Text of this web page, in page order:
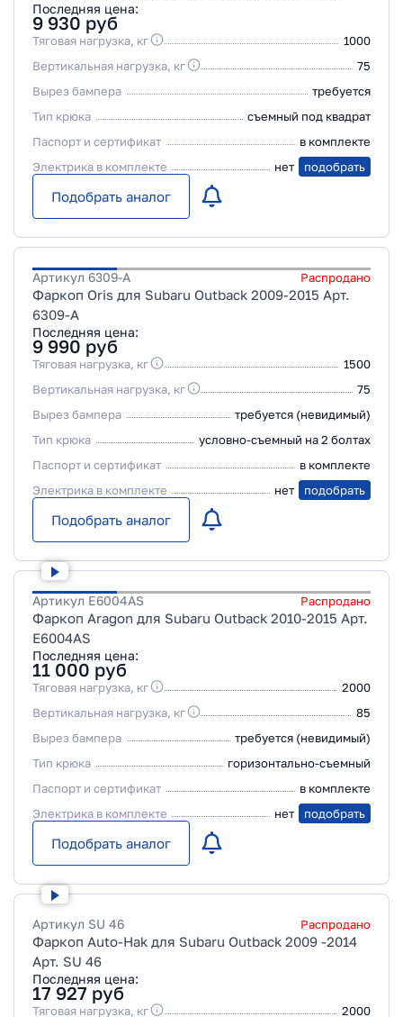
Последняя цена:
9 930 руб
Тяговая нагрузка, кг
1000
Вертикальная нагрузка, кг
75
Вырез бампера
требуется
Тип крюка
съемный под квадрат
Паспорт и сертификат
в комплекте
Электрика в комплекте
нет подобрать
Подобрать аналог
Артикул 6309-A Распродано
Фаркоп Oris для Subaru Outback 2009-2015 Арт.
6309-A
Последняя цена:
9 990 руб
Тяговая нагрузка, кг
1500
Вертикальная нагрузка, кг
75
Вырез бампера
требуется (невидимый)
Тип крюка
условно-съемный на 2 болтах
Паспорт и сертификат
в комплекте
Электрика в комплекте
нет подобрать
Подобрать аналог
Артикул E6004AS Распродано
Фаркоп Aragon для Subaru Outback 2010-2015 Арт.
E6004AS
Последняя цена:
11 000 руб
Тяговая нагрузка, кг
2000
Вертикальная нагрузка, кг
85
Вырез бампера
требуется (невидимый)
Тип крюка
горизонтально-съемный
Паспорт и сертификат
в комплекте
Электрика в комплекте
нет подобрать
Подобрать аналог
Артикул SU 46 Распродано
Фаркоп Auto-Hak для Subaru Outback 2009 -2014
Арт. SU 46
Последняя цена:
17 927 руб
Тяговая нагрузка, кг 2000